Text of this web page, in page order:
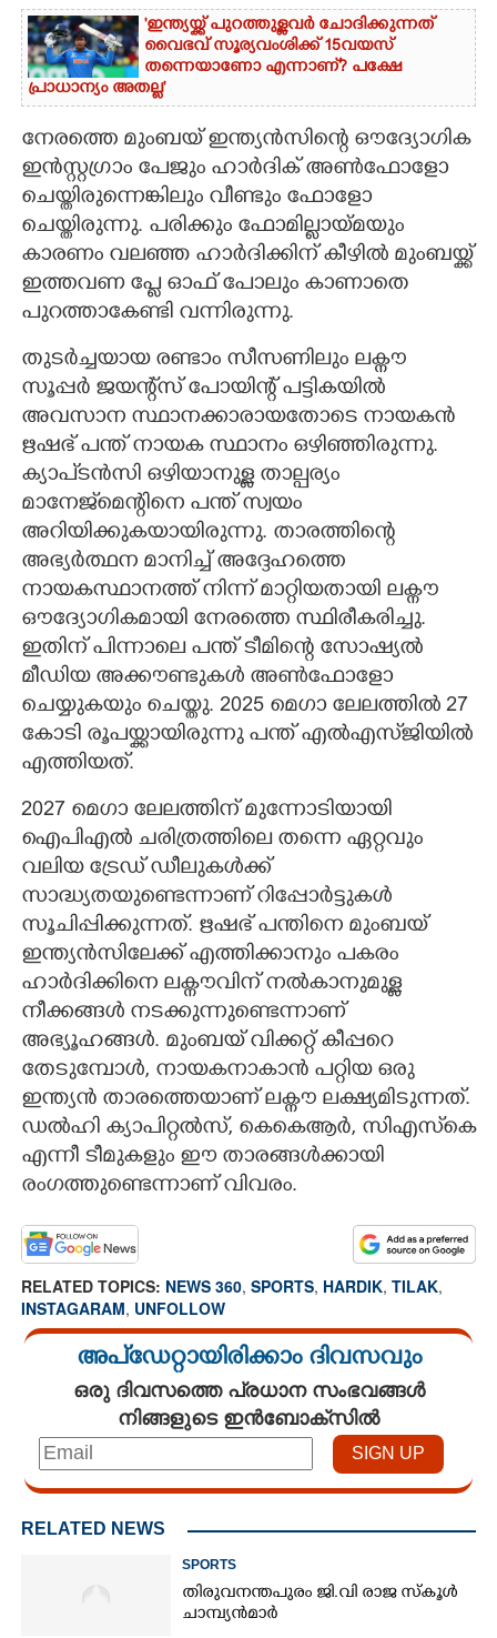
'ഇന്ത്യയ്ക്ക് പുറത്തുള്ളവർ ചോദിക്കുന്നത്
വൈഭവ് സൂര്യവംശിക്ക് 15വയസ്
തന്നെയാണോ എന്നാണ്? പക്ഷേ
പ്രാധാന്യം അതല്ല'
നേരത്തെ മുംബയ് ഇന്ത്യൻസിന്റെ ഔദ്യോഗിക
ഇൻസ്റ്റഗ്രാം പേജും ഹാർദിക് അൺഫോളോ
ചെയ്തിരുന്നെങ്കിലും വീണ്ടും ഫോളോ
ചെയ്തിരുന്നു. പരിക്കും ഫോമില്ലായ്മയും
കാരണം വലഞ്ഞ ഹാർദിക്കിന് കീഴിൽ മുംബയ്ക്ക്
ഇത്തവണ പ്ലേ ഓഫ് പോലും കാണാതെ
പുറത്താകേണ്ടി വന്നിരുന്നു.
തുടർച്ചയായ രണ്ടാം സീസണിലും ലക്നൗ
സൂപ്പർ ജയന്റ്സ് പോയിന്റ് പട്ടികയിൽ
അവസാന സ്ഥാനക്കാരായതോടെ നായകൻ
ഋഷഭ് പന്ത് നായക സ്ഥാനം ഒഴിഞ്ഞിരുന്നു.
ക്യാപ്ടൻസി ഒഴിയാനുള്ള താല്പര്യം
മാനേജ്‌മെന്റിനെ പന്ത് സ്വയം
അറിയിക്കുകയായിരുന്നു. താരത്തിന്റെ
അഭ്യർത്ഥന മാനിച്ച് അദ്ദേഹത്തെ
നായകസ്ഥാനത്ത് നിന്ന് മാറ്റിയതായി ലക്നൗ
ഔദ്യോഗികമായി നേരത്തെ സ്ഥിരീകരിച്ചു.
ഇതിന് പിന്നാലെ പന്ത് ടീമിന്റെ സോഷ്യൽ
മീഡിയ അക്കൗണ്ടുകൾ അൺഫോളോ
ചെയ്യുകയും ചെയ്തു. 2025 മെഗാ ലേലത്തിൽ 27
കോടി രൂപയ്ക്കായിരുന്നു പന്ത് എൽഎസ്‌ജിയിൽ
എത്തിയത്.
2027 മെഗാ ലേലത്തിന് മുന്നോടിയായി
ഐപിഎൽ ചരിത്രത്തിലെ തന്നെ ഏറ്റവും
വലിയ ട്രേഡ് ഡീലുകൾക്ക്
സാദ്ധ്യതയുണ്ടെന്നാണ് റിപ്പോർട്ടുകൾ
സൂചിപ്പിക്കുന്നത്. ഋഷഭ് പന്തിനെ മുംബയ്
ഇന്ത്യൻസിലേക്ക് എത്തിക്കാനും പകരം
ഹാർദിക്കിനെ ലക്നൗവിന് നൽകാനുമുള്ള
നീക്കങ്ങൾ നടക്കുന്നുണ്ടെന്നാണ്
അഭ്യൂഹങ്ങൾ. മുംബയ് വിക്കറ്റ് കീപ്പറെ
തേടുമ്പോൾ, നായകനാകാൻ പറ്റിയ ഒരു
ഇന്ത്യൻ താരത്തെയാണ് ലക്നൗ ലക്ഷ്യമിടുന്നത്.
ഡൽഹി ക്യാപിറ്റൽസ്, കെകെആർ, സിഎസ്‌കെ
എന്നീ ടീമുകളും ഈ താരങ്ങൾക്കായി
രംഗത്തുണ്ടെന്നാണ് വിവരം.
RELATED TOPICS: NEWS 360, SPORTS, HARDIK, TILAK,
INSTAGARAM, UNFOLLOW
അപ്ഡേറ്റായിരിക്കാം ദിവസവും
ഒരു ദിവസത്തെ പ്രധാന സംഭവങ്ങൾ
നിങ്ങളുടെ ഇൻബോക്സിൽ
RELATED NEWS
SPORTS
തിരുവനന്തപുരം ജി.വി രാജ സ്കൂൾ
ചാമ്പ്യൻമാർ